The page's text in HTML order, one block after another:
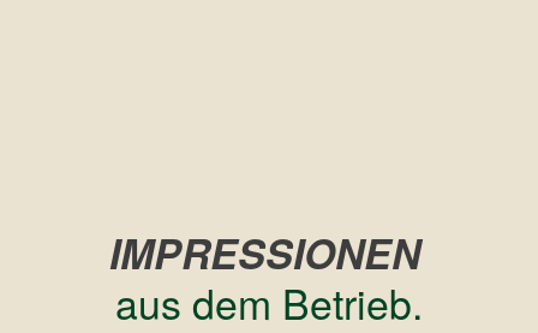
IMPRESSIONEN
aus dem Betrieb.